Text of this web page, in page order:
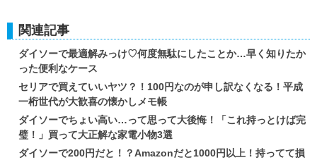
関連記事
ダイソーで最適解みっけ♡何度無駄にしたことか…早く知りたか
った便利なケース
セリアで買えていいヤツ？！100円なのが申し訳なくなる！平成
一桁世代が大歓喜の懐かしメモ帳
ダイソーでちょい高い…って思って大後悔！「これ持っとけば完
璧！」買って大正解な家電小物3選
ダイソーで200円だと！？Amazonだと1000円以上！持ってて損